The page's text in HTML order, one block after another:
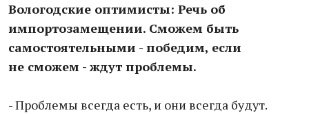
Вологодские оптимисты: Речь об
импортозамещении. Сможем быть
самостоятельными - победим, если
не сможем - ждут проблемы.
- Проблемы всегда есть, и они всегда будут.